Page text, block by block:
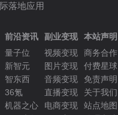
落地应用
前沿资讯
量子位
新智元
智东西
36氪
机器之心
副业变现
视频变现
图片变现
音频变现
直播变现
电商变现
本站声明
商务合作
付费星球
免责声明
关于我们
站点地图